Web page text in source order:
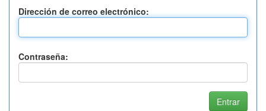
Dirección de correo electrónico:
Contraseña: